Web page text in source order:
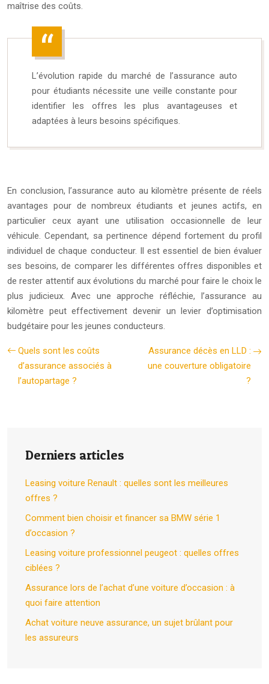
maîtrise des coûts.
L’évolution rapide du marché de l’assurance auto
pour étudiants nécessite une veille constante pour
identifier les offres les plus avantageuses et
adaptées à leurs besoins spécifiques.
En conclusion, l’assurance auto au kilomètre présente de réels
avantages pour de nombreux étudiants et jeunes actifs, en
particulier ceux ayant une utilisation occasionnelle de leur
véhicule. Cependant, sa pertinence dépend fortement du profil
individuel de chaque conducteur. Il est essentiel de bien évaluer
ses besoins, de comparer les différentes offres disponibles et
de rester attentif aux évolutions du marché pour faire le choix le
plus judicieux. Avec une approche réfléchie, l’assurance au
kilomètre peut effectivement devenir un levier d’optimisation
budgétaire pour les jeunes conducteurs.
Quels sont les coûts
d’assurance associés à
l’autopartage ?
Assurance décès en LLD :
une couverture obligatoire
?
Derniers articles
Leasing voiture Renault : quelles sont les meilleures
offres ?
Comment bien choisir et financer sa BMW série 1
d’occasion ?
Leasing voiture professionnel peugeot : quelles offres
ciblées ?
Assurance lors de l’achat d’une voiture d’occasion : à
quoi faire attention
Achat voiture neuve assurance, un sujet brûlant pour
les assureurs